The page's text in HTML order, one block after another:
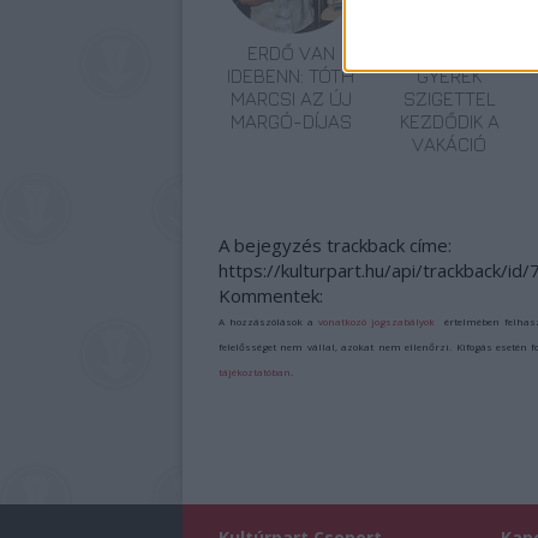
ERDŐ VAN
IDEBENN: TÓTH
MARCSI AZ ÚJ
MARGÓ-DÍJAS
GYEREK
SZIGETTEL
KEZDŐDIK A
VAKÁCIÓ
A bejegyzés trackback címe:
https://kulturpart.hu/api/trackback/id/
Kommentek:
A hozzászólások avonatkozó jogszabályok értelmében
felelősséget nem vállal, azokat nem ellenőrzi. Kifogás esetén
tájékoztatóban